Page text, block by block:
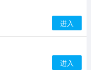
进入
进入